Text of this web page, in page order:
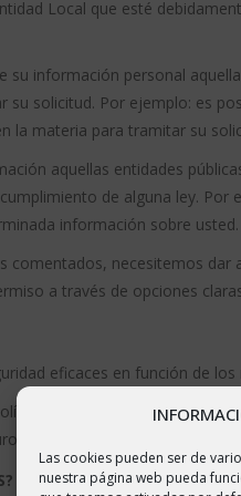
Las cookies pueden ser de
nuestra página web pueda
Local que esté
información personal
solicitud. Por ejemplo: es
la materia para tramitar su
aquellas entidades
de alguna ley. Por
información sobre usted.
comentados, necesitemos
a través de opciones
eficaces en función de
de Protección de Datos y
en todo momento.